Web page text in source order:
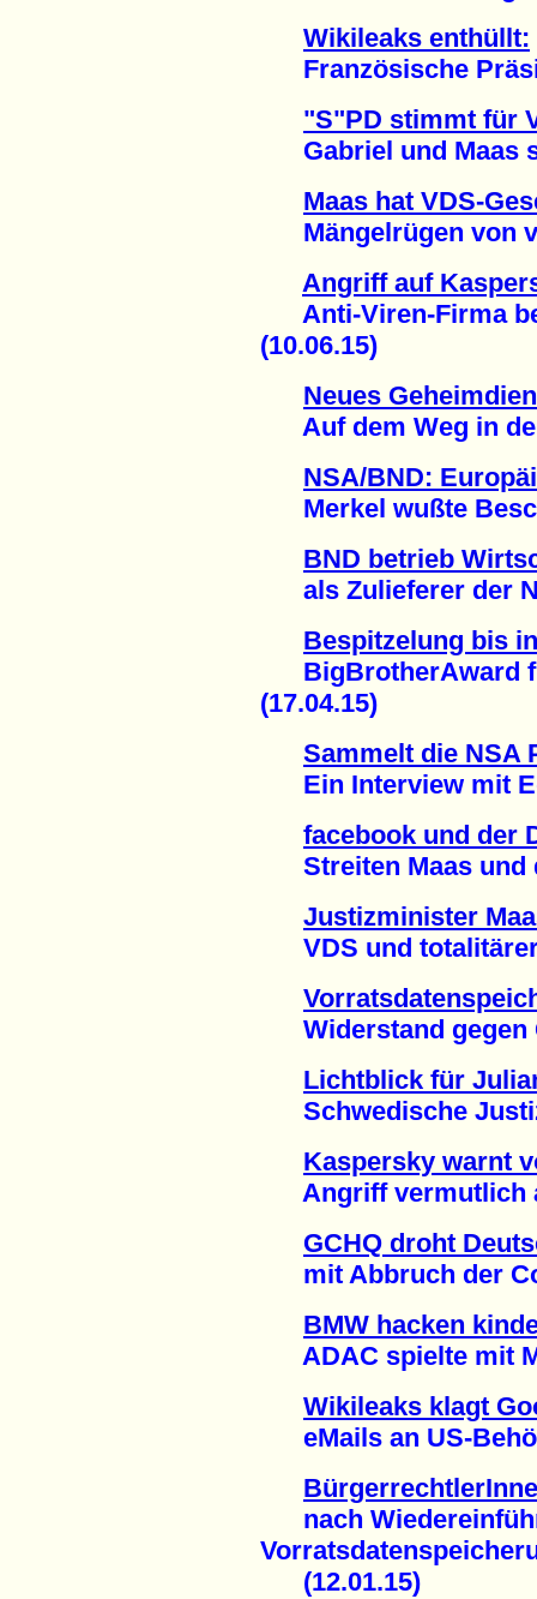
Wikileaks enthüllt:
Französische
"S"PD stimmt für
Gabriel und Maas
Maas hat VDS-
Mängelrügen von
Angriff auf
Anti-Viren-Firma
(10.06.15)
Neues
Auf dem Weg in
NSA/BND:
Merkel wußte
BND betrieb
als Zulieferer der
Bespitzelung bis
BigBrotherAward
(17.04.15)
Sammelt die NSA
Ein Interview mit
facebook und der
Streiten Maas und
Justizminister
VDS und totalitärer
Widerstand gegen
Lichtblick für
Schwedische
Kaspersky warnt
Angriff vermutlich
GCHQ droht
mit Abbruch der
BMW hacken
ADAC spielte mit
Wikileaks klagt
eMails an US-
nach
(12.01.15)